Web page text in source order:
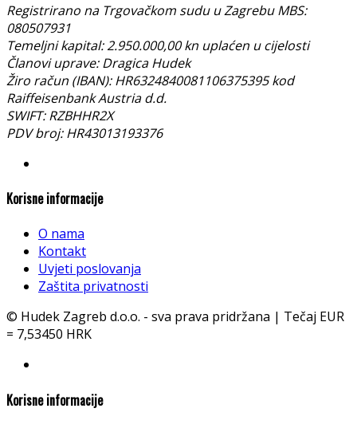
Registrirano na Trgovačkom sudu u Zagrebu MBS:
080507931
Temeljni kapital: 2.950.000,00 kn uplaćen u cijelosti
Članovi uprave: Dragica Hudek
Žiro račun (IBAN): HR6324840081106375395 kod
Raiffeisenbank Austria d.d.
SWIFT: RZBHHR2X
PDV broj: HR43013193376
Korisne informacije
O nama
Kontakt
Uvjeti poslovanja
Zaštita privatnosti
© Hudek Zagreb d.o.o. - sva prava pridržana | Tečaj EUR
= 7,53450 HRK
Korisne informacije